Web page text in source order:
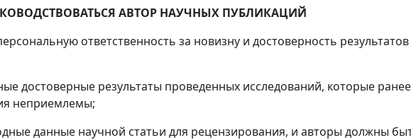
АВТОР НАУЧНЫХ ПУБЛИКАЦИЙ
ответственность за новизну и достоверность
достоверные результаты проведенных исследований, которые
неприемлемы;
данные научной статьи для рецензирования, и авторы должны